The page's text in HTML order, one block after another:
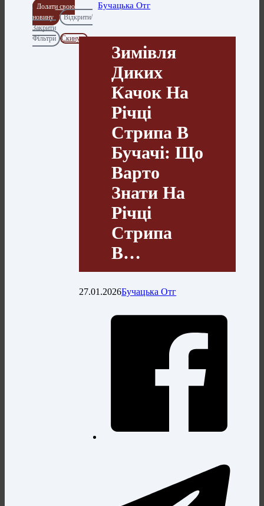
Додати свою
новину
Відкрити/
Закрити
Фільтри
Скинути
Бучацька Отг
Зимівля
Диких
Качок На
Річці
Стрипа В
Бучачі: Що
Варто
Знати На
Річці
Стрипа
В…
27.01.2026Бучацька Отг